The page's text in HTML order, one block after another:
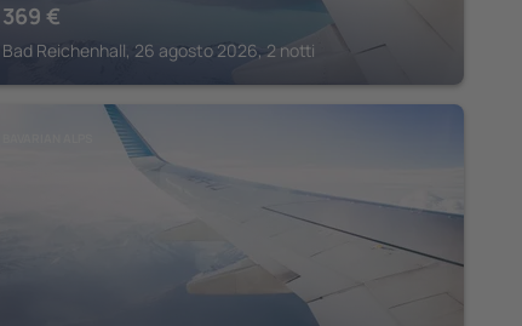
369 €
Bad Reichenhall, 26 agosto 2026, 2 notti